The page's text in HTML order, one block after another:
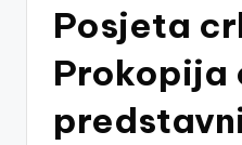
Posjeta
Prokopija